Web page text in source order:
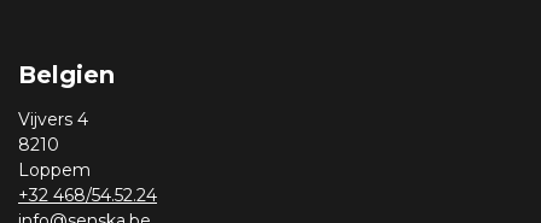
Belgien
Vijvers 4
8210
Loppem
+32 468/54.52.24